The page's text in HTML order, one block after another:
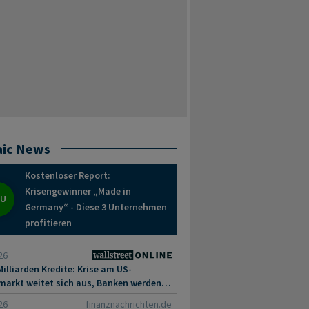
News
Kostenloser Report:
Krisengewinner „Made in
Germany“ - Diese 3 Unternehmen
profitieren
Kredite: Krise am US-
weitet sich aus, Banken werden
finanznachrichten.de